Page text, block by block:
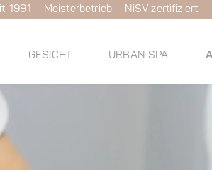
1991 – Meisterbetrieb – NiSV zertifiziert
GESICHT URBAN SPA